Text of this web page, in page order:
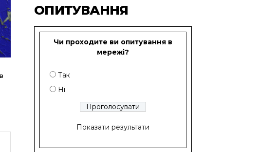
ОПИТУВАННЯ
Чи проходите ви опитування в
мережі?
Так
Ні
Показати результати